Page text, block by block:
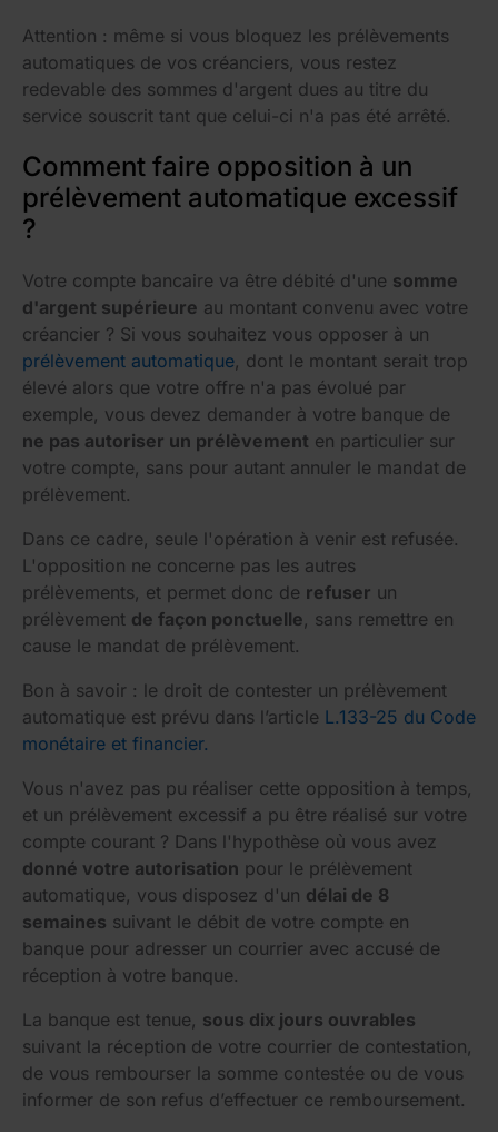
Attention : même si vous bloquez les prélèvements
automatiques de vos créanciers, vous restez
redevable des sommes d'argent dues au titre du
service souscrit tant que celui-ci n'a pas été arrêté.
Comment faire opposition à un
prélèvement automatique excessif
?
Votre compte bancaire va être débité d'une somme
d'argent supérieure au montant convenu avec votre
créancier ? Si vous souhaitez vous opposer à un
prélèvement automatique, dont le montant serait trop
élevé alors que votre offre n'a pas évolué par
exemple, vous devez demander à votre banque de
ne pas autoriser un prélèvement en particulier sur
votre compte, sans pour autant annuler le mandat de
prélèvement.
Dans ce cadre, seule l'opération à venir est refusée.
L'opposition ne concerne pas les autres
prélèvements, et permet donc de refuser un
prélèvement de façon ponctuelle, sans remettre en
cause le mandat de prélèvement.
Bon à savoir : le droit de contester un prélèvement
automatique est prévu dans l’article L.133-25 du Code
monétaire et financier.
Vous n'avez pas pu réaliser cette opposition à temps,
et un prélèvement excessif a pu être réalisé sur votre
compte courant ? Dans l'hypothèse où vous avez
donné votre autorisation pour le prélèvement
automatique, vous disposez d'un délai de 8
semaines suivant le débit de votre compte en
banque pour adresser un courrier avec accusé de
réception à votre banque.
La banque est tenue, sous dix jours ouvrables
suivant la réception de votre courrier de contestation,
de vous rembourser la somme contestée ou de vous
informer de son refus d’effectuer ce remboursement.